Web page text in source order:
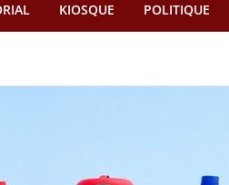
KIOSQUE POLITIQUE